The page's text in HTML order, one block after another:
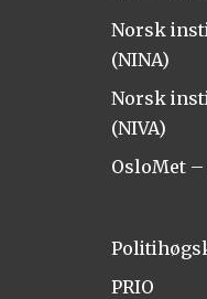
Norsk
(NINA)
Norsk
(NIVA)
OsloMet
PRIO